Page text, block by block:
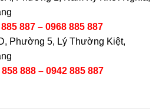
887 – 0968 885 887
Phường 5, Lý Thường Kiệt,
888 – 0942 885 887